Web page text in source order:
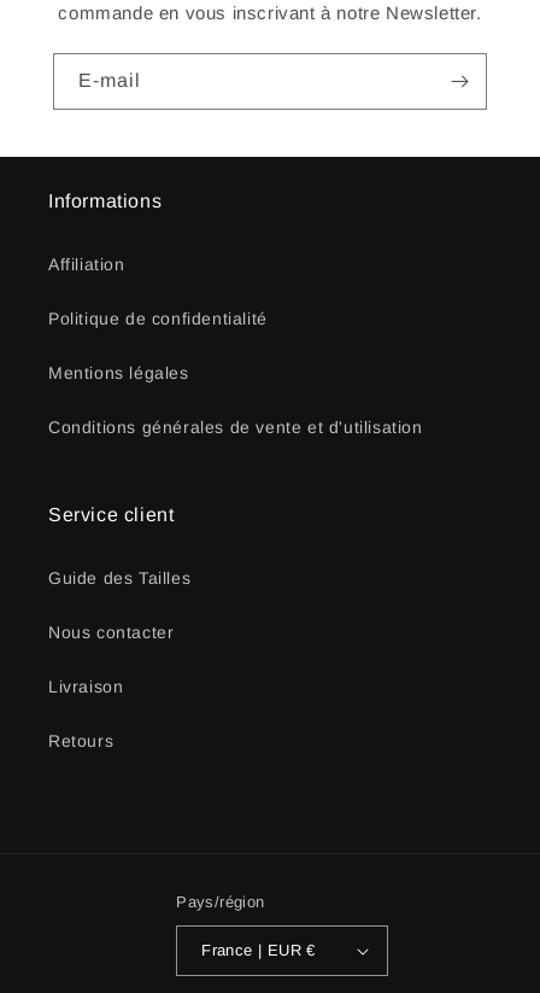
commande en vous inscrivant à notre Newsletter.
E-mail
Informations
Affiliation
Politique de confidentialité
Mentions légales
Conditions générales de vente et d'utilisation
Service client
Guide des Tailles
Nous contacter
Livraison
Retours
Pays/région
France | EUR €